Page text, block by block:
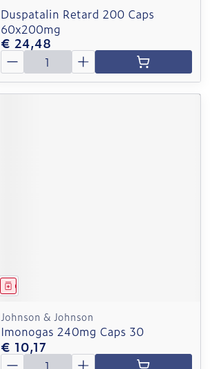
Duspatalin Retard 200 Caps
60x200mg
€ 24,48
Aantal
Geneesmiddel
Johnson & Johnson
Imonogas 240mg Caps 30
€ 10,17
Aantal